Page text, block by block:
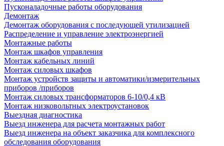
Пусконаладочные работы оборудования
Демонтаж
Демонтаж оборудования с последующей утилизацией
Распределение и управление электроэнергией
Монтажные работы
Монтаж шкафов управления
Монтаж кабельных линий
Монтаж силовых шкафов
Монтаж устройств защиты и автоматики/измерительных
приборов /приборов
Монтаж силовых трансформаторов 6-10/0,4 кВ
Монтаж низковольтных электроустановок
Выездная диагностика
Выезд инженера для расчета монтажных работ
Выезд инженера на объект заказчика для комплексного
обследования оборудования